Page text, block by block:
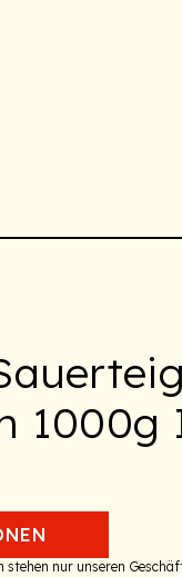
1000g
nur unseren